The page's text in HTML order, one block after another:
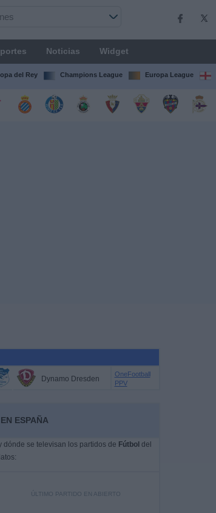
Noticias Widget
del Rey Champions League Europa League
Dynamo Dresden
OneFootball
PPV
ESPAÑA
se televisan los partidos de Fútbol del
ÚLTIMO PARTIDO EN ABIERTO